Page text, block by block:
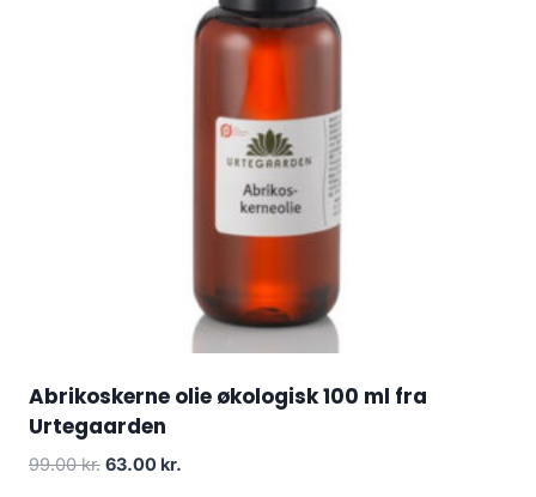
Abrikoskerne olie økologisk 100 ml fra
Urtegaarden
99.00kr. Den
63.00 kr.